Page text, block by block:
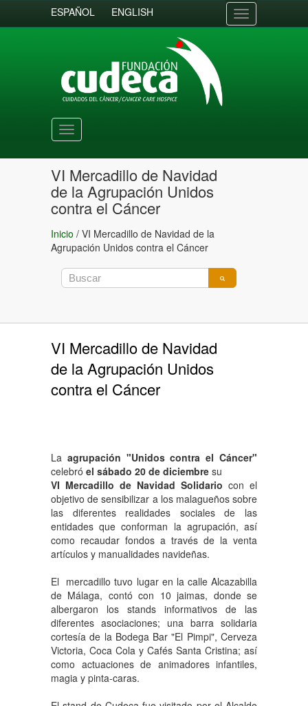
ESPAÑOL ENGLISH
Toggle
navigation
Toggle
navigation
VI Mercadillo de Navidad
de la Agrupación Unidos
contra el Cáncer
Inicio / VI Mercadillo de Navidad de la
Agrupación Unidos contra el Cáncer
VI Mercadillo de Navidad
de la Agrupación Unidos
contra el Cáncer
La agrupación "Unidos contra el Cáncer"
celebró el sábado 20 de diciembre su
VI Mercadillo de Navidad Solidario con el
objetivo de sensibilizar a los malagueños sobre
las diferentes realidades sociales de las
entidades que conforman la agrupación, así
como recaudar fondos a través de la venta
artículos y manualidades navideñas.
El mercadillo tuvo lugar en la calle Alcazabilla
de Málaga, contó con 10 jaimas, donde se
albergaron los stands informativos de las
diferentes asociaciones; una barra solidaria
cortesía de la Bodega Bar "El Pimpi", Cerveza
Victoria, Coca Cola y Cafés Santa Cristina; así
como actuaciones de animadores infantiles,
magia y pinta-caras.